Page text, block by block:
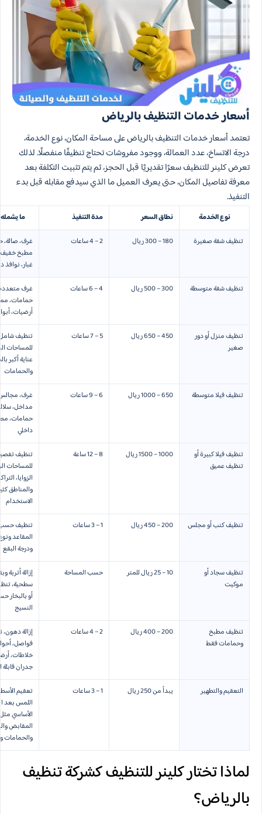
أسعار خدمات التنظيف بالرياض
تعتمد أسعار خدمات التنظيف بالرياض على مساحة المكان، نوع الخدمة،
درجة الاتساخ، عدد العمالة، ووجود مفروشات تحتاج تنظيفًا منفصلًا. لذلك
تعرض كلينر للتنظيف سعرًا تقديريًا قبل الحجز، ثم يتم تثبيت التكلفة بعد
معرفة تفاصيل المكان، حتى يعرف العميل ما الذي سيدفع مقابله قبل بدء
التنفيذ.
نوع الخدمة نطاق السعر مدة التنفيذ
ما
تنظيف شقة صغيرة
180 – 300 ريال 2 – 4 ساعات
غرف، صالة،
مطبخ
غبار، نوافذ
تنظيف شقة متوسطة
300 – 500 ريال 4 – 6 ساعات
غرف
حمامات،
أرضيات،
تنظيف منزل أو دور
صغير
450 – 650 ريال 5 – 7 ساعات
تنظيف
للمساحات
عناية أكبر
والحمامات
تنظيف فيلا متوسطة
650 – 1000 ريال 6 – 9 ساعات
غرف،
مداخل،
حمامات،
داخلي
تنظيف فيلا كبيرة أو
تنظيف عميق
1000 – 1500 ريال 8 – 12 ساعة
تنظيف
للمساحات
الزوايا،
والمناطق
الاستخدام
تنظيف كنب أو مجلس
200 – 450 ريال 1 – 3 ساعات
تنظيف
المقاعد
ودرجة البقع
تنظيف سجاد أو
موكيت
10 – 25 ريال للمتر حسب المساحة
إزالة أتربة
سطحية،
أو بالبخار
النسيج
تنظيف مطبخ
وحمامات فقط
200 – 400 ريال 2 – 4 ساعات
إزالة
فواصل،
خلاطات،
جدران
التعقيم والتطهير
يبدأ من 250 ريال 1 – 3 ساعات
تعقيم
اللمس بعد
الأساسي
المقابض
والحمامات
لماذا تختار كلينر للتنظيف كشركة تنظيف
بالرياض؟